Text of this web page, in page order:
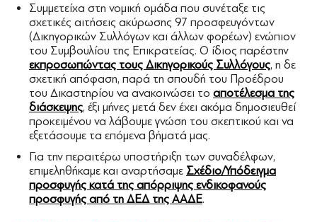
Συμμετείχα στη νομική ομάδα που συνέταξε τις
σχετικές αιτήσεις ακύρωσης 97 προσφευγόντων
(Δικηγορικών Συλλόγων και άλλων φορέων) ενώπιον
του Συμβουλίου της Επικρατείας. Ο ίδιος παρέστην
εκπροσωπώντας τους Δικηγορικούς Συλλόγους, η δε
σχετική απόφαση, παρά τη σπουδή του Προέδρου
του Δικαστηρίου να ανακοινώσει το αποτέλεσμα της
διάσκεψης, έξι μήνες μετά δεν έχει ακόμα δημοσιευθεί
προκειμένου να λάβουμε γνώση του σκεπτικού και να
εξετάσουμε τα επόμενα βήματά μας.
Για την περαιτέρω υποστήριξη των συναδέλφων,
επιμεληθήκαμε και αναρτήσαμε Σχέδιο/Υπόδειγμα
προσφυγής κατά της απόρριψης ενδικοφανούς
προσφυγής από τη ΔΕΔ της ΑΑΔΕ.